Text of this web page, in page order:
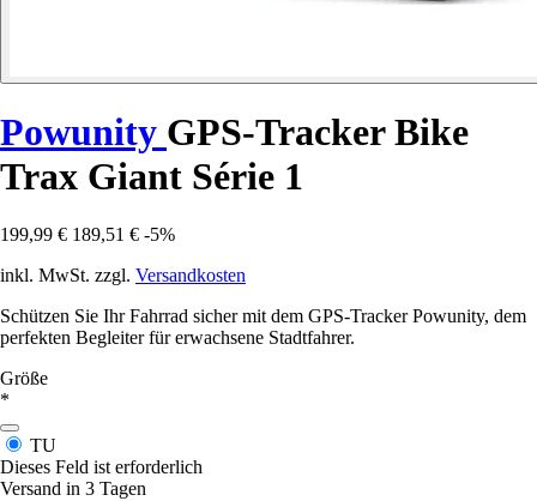
Powunity GPS-Tracker Bike
Trax Giant Série 1
199,99 € 189,51 € -5%
inkl. MwSt. zzgl. Versandkosten
Schützen Sie Ihr Fahrrad sicher mit dem GPS-Tracker Powunity, dem
perfekten Begleiter für erwachsene Stadtfahrer.
Größe
*
TU
Dieses Feld ist erforderlich
Versand in 3 Tagen